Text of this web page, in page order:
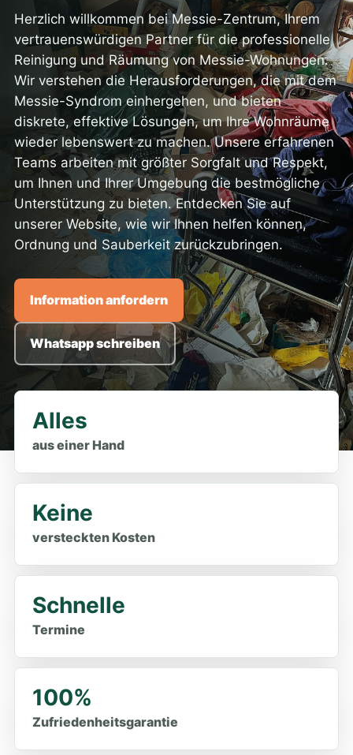
Herzlich willkommen bei Messie-Zentrum, Ihrem
vertrauenswürdigen Partner für die professionelle
Reinigung und Räumung von Messie-Wohnungen.
Wir verstehen die Herausforderungen, die mit dem
Messie-Syndrom einhergehen, und bieten
diskrete, effektive Lösungen, um Ihre Wohnräume
wieder lebenswert zu machen. Unsere erfahrenen
Teams arbeiten mit größter Sorgfalt und Respekt,
um Ihnen und Ihrer Umgebung die bestmögliche
Unterstützung zu bieten. Entdecken Sie auf
unserer Website, wie wir Ihnen helfen können,
Ordnung und Sauberkeit zurückzubringen.
Information anfordern
Whatsapp schreiben
Alles
aus einer Hand
Keine
versteckten Kosten
Schnelle
Termine
100%
Zufriedenheitsgarantie